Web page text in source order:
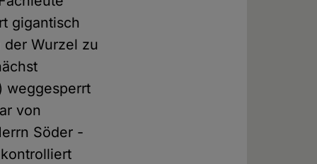
gigantisch
Wurzel zu
weggesperrt
von
Söder -